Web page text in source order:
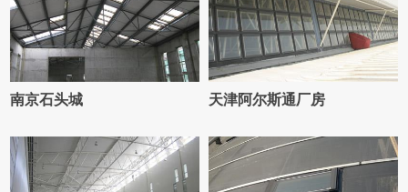
南京石头城 天津阿尔斯通厂房